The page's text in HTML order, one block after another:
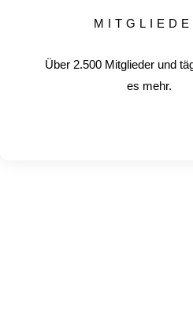
Über 2.500 Mitglieder und
es mehr.